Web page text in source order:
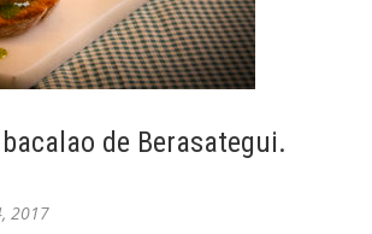
de Berasategui.
2017